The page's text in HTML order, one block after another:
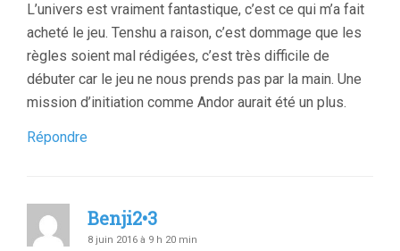
L’univers est vraiment fantastique, c’est ce qui m’a fait
acheté le jeu. Tenshu a raison, c’est dommage que les
règles soient mal rédigées, c’est très difficile de
débuter car le jeu ne nous prends pas par la main. Une
mission d’initiation comme Andor aurait été un plus.
Répondre
Benji2•3
8 juin 2016 à 9 h 20 min